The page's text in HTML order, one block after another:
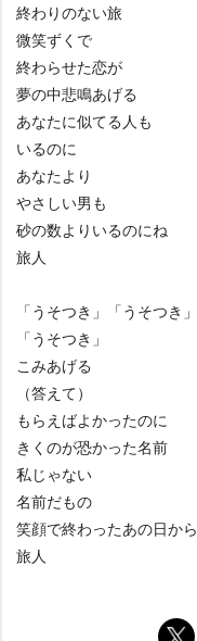
終わりのない旅
微笑ずくで
終わらせた恋が
夢の中悲鳴あげる
あなたに似てる人も
いるのに
あなたより
さしい男も
砂の数よりいるのにね
旅人
「うそつき」「うそつき」
「うそつき」
こみあげる
（答えて）
もらえばよかったのに
きくのが恐かった名前
私じゃない
名前だもの
笑顔で終わったあの日から
旅人